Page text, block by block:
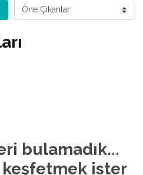
bulamadık...
keşfetmek ister